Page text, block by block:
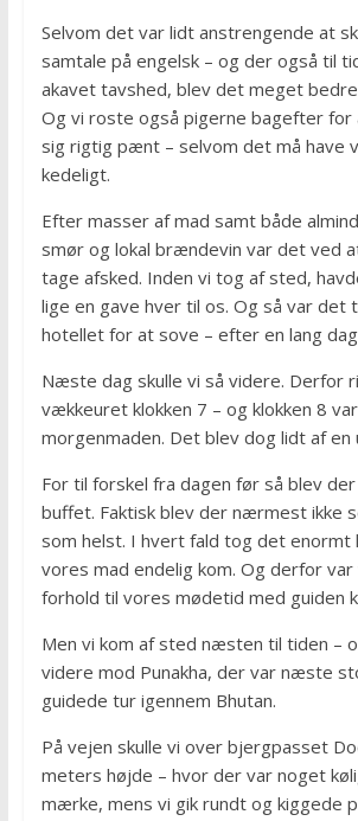
Selvom det var lidt anstrengende at
samtale på engelsk – og der også til
akavet tavshed, blev det meget
Og vi roste også pigerne bagefter
sig rigtig pænt – selvom det må have
kedeligt.
Efter masser af mad samt både
smør og lokal brændevin var det ved
tage afsked. Inden vi tog af sted,
lige en gave hver til os. Og så var det
hotellet for at sove – efter en lang
Næste dag skulle vi så videre. Derfor
vækkeuret klokken 7 – og klokken 8
morgenmaden. Det blev dog lidt af en
For til forskel fra dagen før så blev
buffet. Faktisk blev der nærmest ikke
som helst. I hvert fald tog det enormt
vores mad endelig kom. Og derfor var
forhold til vores mødetid med guiden
Men vi kom af sted næsten til tiden –
videre mod Punakha, der var næste
guidede tur igennem Bhutan.
På vejen skulle vi over bjergpasset
meters højde – hvor der var noget
mærke, mens vi gik rundt og kiggede